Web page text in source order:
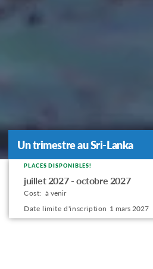
Un trimestre au Sri-Lanka
Apply
to
this
program
PLACES DISPONIBLES!
juillet 2027 - octobre 2027
Cost: à venir
Date limite d'inscription 1 mars 2027